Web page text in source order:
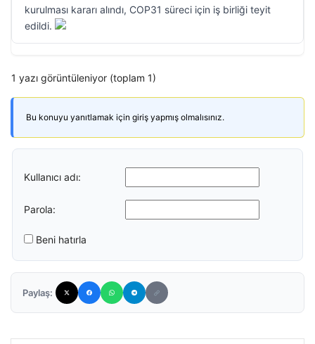
kurulması kararı alındı, COP31 süreci için iş birliği teyit
edildi.
1 yazı görüntüleniyor (toplam 1)
Bu konuyu yanıtlamak için giriş yapmış olmalısınız.
Kullanıcı adı:
Parola:
Beni hatırla
Paylaş: